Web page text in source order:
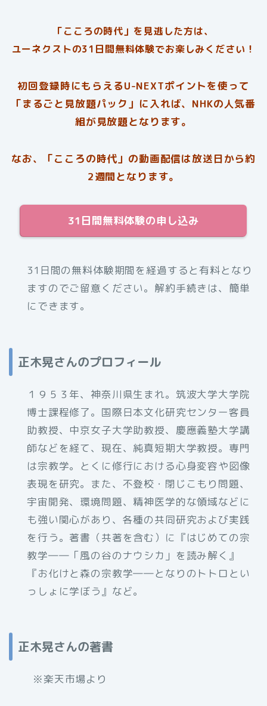
「こころの時代」を見逃した方は、
ユーネクストの31日間無料体験でお楽しみください！
初回登録時にもらえるU-NEXTポイントを使って
「まるごと見放題パック」に入れば、NHKの人気番
組が見放題となります。
なお、「こころの時代」の動画配信は放送日から約
2週間となります。
31日間無料体験の申し込み
31日間の無料体験期間を経過すると有料となり
ますのでご留意ください。解約手続きは、簡単
にできます。
正木晃さんのプロフィール
１９５３年、神奈川県生まれ。筑波大学大学院
博士課程修了。国際日本文化研究センター客員
助教授、中京女子大学助教授、慶應義塾大学講
師などを経て、現在、純真短期大学教授。専門
は宗教学。とくに修行における心身変容や図像
表現を研究。また、不登校・閉じこもり問題、
宇宙開発、環境問題、精神医学的な領域などに
も強い関心があり、各種の共同研究および実践
を行う。著書（共著を含む）に『はじめての宗
教学――「風の谷のナウシカ」を読み解く』
『お化けと森の宗教学――となりのトトロとい
っしょに学ぼう』など。
正木晃さんの著書
※楽天市場より